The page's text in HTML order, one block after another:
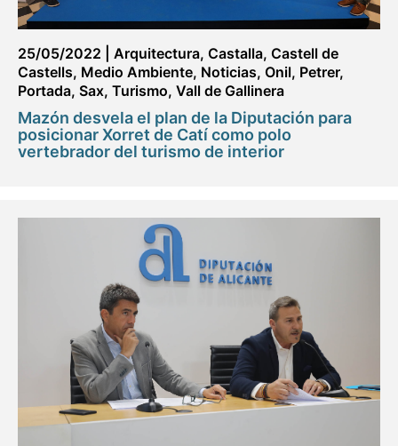
25/05/2022 Arquitectura, Castalla, Castell de
Castells, Medio Ambiente, Noticias, Onil, Petrer,
Portada, Sax, Turismo, Vall de Gallinera
Mazón desvela el plan de la Diputación para
posicionar Xorret de Catí como polo
vertebrador del turismo de interior